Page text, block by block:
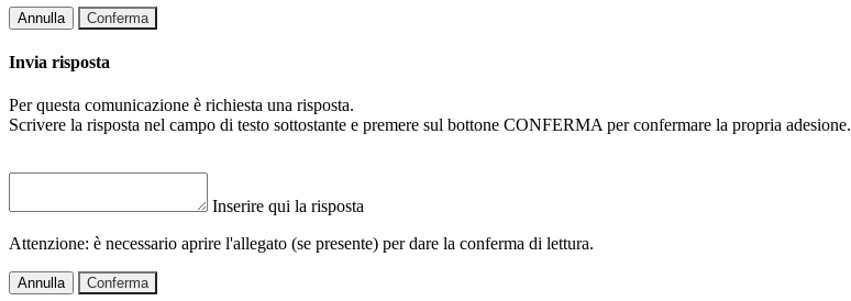
Annulla Conferma
Invia risposta
Per questa comunicazione è richiesta una risposta.
Scrivere la risposta nel campo di testo sottostante e premere sul bottone CONFERMA per confermare la propria adesione.
Inserire qui la risposta
Attenzione: è necessario aprire l'allegato (se presente) per dare la conferma di lettura.
Annulla Conferma